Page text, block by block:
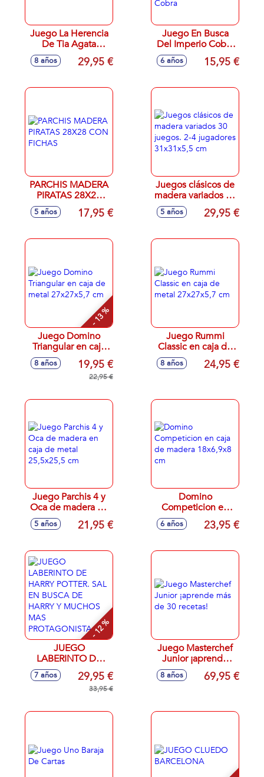
Juego La Herencia
De Tia Agata
¿Seras Tu El Que
Tenga Esa Suerte?
8 años 29,95 €
Juego En Busca
Del Imperio Cobra
Edicion Vintage,
Vence Al Imperio
6 años 15,95 €
PARCHIS MADERA
PIRATAS 28X28
CON FICHAS
5 años 17,95 €
Juegos clásicos de
madera variados 30
juegos. 2-4
jugadores
5 años 29,95 €
- 13 %
Juego Domino
Triangular en caja
de metal
27x27x5,7 cm
8 años 19,95 €
22,95 €
Juego Rummi
Classic en caja de
metal 27x27x5,7
8 años 24,95 €
Juego Parchis 4 y
Oca de madera en
caja de metal
25,5x25,5 cm
5 años 21,95 €
Domino
Competicion en
caja de madera
18x6,9x8 cm
6 años 23,95 €
- 12 %
JUEGO
LABERINTO DE
HARRY POTTER.
SAL EN BUSCA DE
HARRY Y MUCHOS
PROTAGONISTA.
7 años 29,95 €
33,95 €
Juego Masterchef
Junior ¡aprende
más de 30 recetas!
8 años 69,95 €